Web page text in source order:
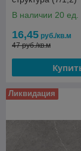
В наличии 20 ед.
16,45 руб./кв.м
47 руб./кв.м
Ликвидация